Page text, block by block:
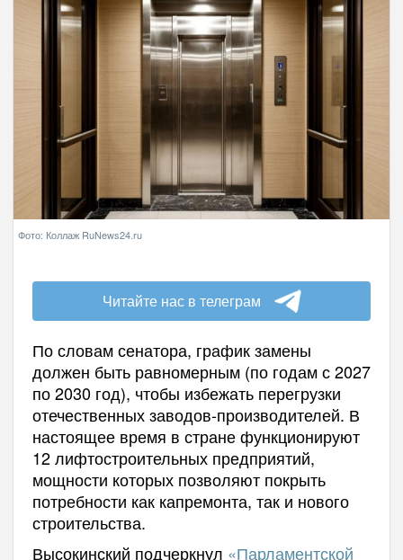
Фото: Коллаж RuNews24.ru
Читайте нас в телеграм
По словам сенатора, график замены
должен быть равномерным (по годам с 2027
по 2030 год), чтобы избежать перегрузки
отечественных заводов-производителей. В
настоящее время в стране функционируют
12 лифтостроительных предприятий,
мощности которых позволяют покрыть
потребности как капремонта, так и нового
строительства.
Высокинский подчеркнул «Парламентской